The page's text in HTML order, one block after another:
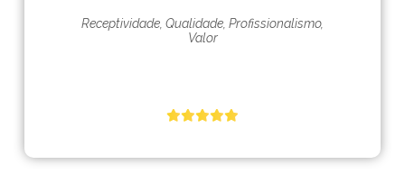
Receptividade, Qualidade, Profissionalismo,
Valor